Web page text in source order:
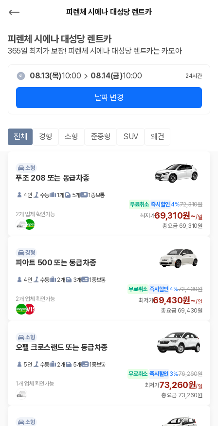
피렌체 시에나 대성당 렌트카
피렌체 시에나 대성당렌트카
365일 최저가 보장! 피렌체 시에나 대성당 렌트카는 카모아
08.13(목)10:00 08.14(금)10:00 24시간
날짜 변경
전체 경형 소형 준중형 SUV 왜건
소형
푸조 208 또는 동급차종
4인 수동 1개 5개 1종보통
2개 업체 확인가능
무료취소 즉시할인 4%72,310원
최저가69,310원~/일
총 요금 69,310원
경형
피아트 500 또는 동급차종
4인 수동 2개 3개 1종보통
2개 업체 확인가능
무료취소 즉시할인 4%72,430원
최저가69,430원~/일
총 요금 69,430원
소형
오펠 크로스랜드 또는 동급차종
5인 수동 2개 5개 1종보통
1개 업체 확인가능
무료취소 즉시할인 3%76,260원
최저가73,260원/일
총 요금 73,260원
소형